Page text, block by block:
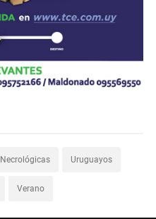
Necrológicas Uruguayos
Verano